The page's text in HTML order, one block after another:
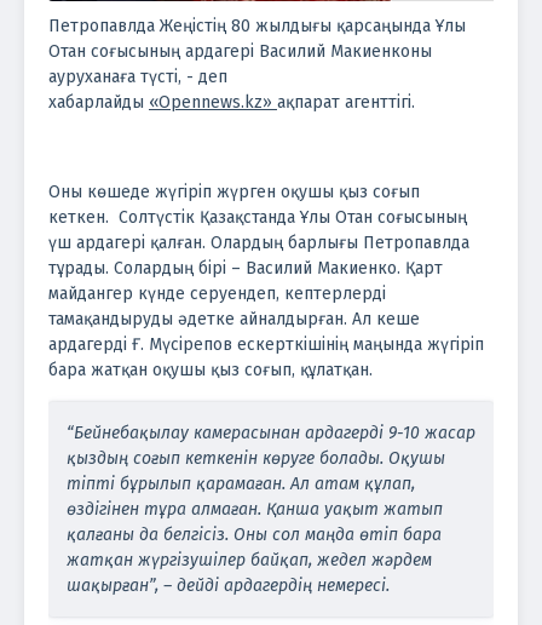
Петропавлда Жеңістің 80 жылдығы қарсаңында Ұлы
Отан соғысының ардагері Василий Макиенконы
ауруханаға түсті, - деп
хабарлайды «Opennews.kz» ақпарат агенттігі.
Оны көшеде жүгіріп жүрген оқушы қыз соғып
кеткен. Солтүстік Қазақстанда Ұлы Отан соғысының
үш ардагері қалған. Олардың барлығы Петропавлда
тұрады. Солардың бірі – Василий Макиенко. Қарт
майдангер күнде серуендеп, кептерлерді
тамақандыруды әдетке айналдырған. Ал кеше
ардагерді Ғ. Мүсірепов ескерткішінің маңында жүгіріп
бара жатқан оқушы қыз соғып, құлатқан.
“Бейнебақылау камерасынан ардагерді 9-10 жасар
қыздың соғып кеткенін көруге болады. Оқушы
тіпті бұрылып қарамаған. Ал атам құлап,
өздігінен тұра алмаған. Қанша уақыт жатып
қалғаны да белгісіз. Оны сол маңда өтіп бара
жатқан жүргізушілер байқап, жедел жәрдем
шақырған”, – дейді ардагердің немересі.